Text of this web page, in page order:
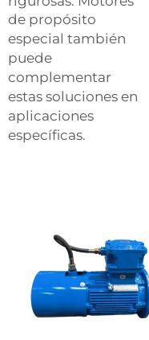
de propósito
especial también
puede
complementar
estas soluciones en
aplicaciones
específicas.